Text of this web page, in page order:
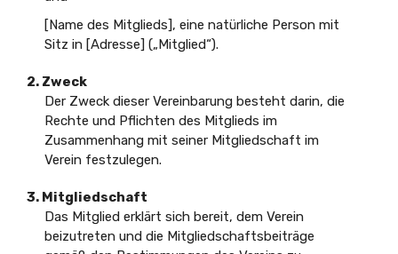
[Name des Mitglieds], eine natürliche Person mit
Sitz in [Adresse] („Mitglied“).
2. Zweck
Der Zweck dieser Vereinbarung besteht darin, die
Rechte und Pflichten des Mitglieds im
Zusammenhang mit seiner Mitgliedschaft im
Verein festzulegen.
3. Mitgliedschaft
Das Mitglied erklärt sich bereit, dem Verein
beizutreten und die Mitgliedschaftsbeiträge